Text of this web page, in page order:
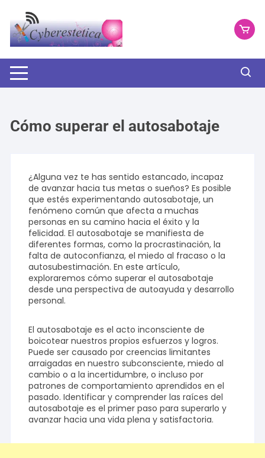
contenido
Cómo superar el autosabotaje
¿Alguna vez te has sentido estancado, incapaz
de avanzar hacia tus metas o sueños? Es posible
que estés experimentando autosabotaje, un
fenómeno común que afecta a muchas
personas en su camino hacia el éxito y la
felicidad. El autosabotaje se manifiesta de
diferentes formas, como la procrastinación, la
falta de autoconfianza, el miedo al fracaso o la
autosubestimación. En este artículo,
exploraremos cómo superar el autosabotaje
desde una perspectiva de autoayuda y desarrollo
personal.
El autosabotaje es el acto inconsciente de
boicotear nuestros propios esfuerzos y logros.
Puede ser causado por creencias limitantes
arraigadas en nuestro subconsciente, miedo al
cambio o a la incertidumbre, o incluso por
patrones de comportamiento aprendidos en el
pasado. Identificar y comprender las raíces del
autosabotaje es el primer paso para superarlo y
avanzar hacia una vida plena y satisfactoria.